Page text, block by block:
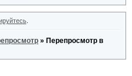
.
» Перепросмотр в